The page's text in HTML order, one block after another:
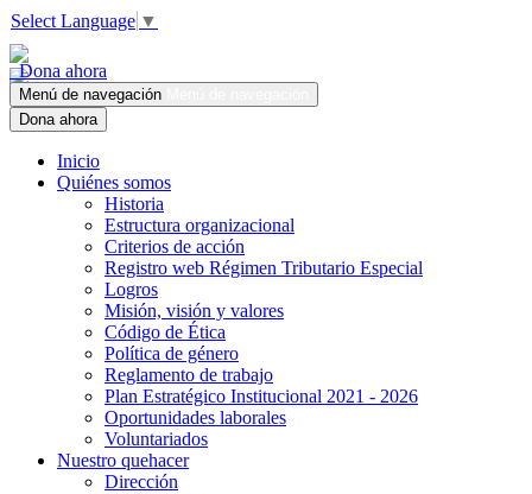
Select Language ▼
Dona ahora
Menú de navegación
Dona ahora
Inicio
Quiénes somos
Historia
Estructura organizacional
Criterios de acción
Registro web Régimen Tributario Especial
Logros
Misión, visión y valores
Código de Ética
Política de género
Reglamento de trabajo
Plan Estratégico Institucional 2021 - 2026
Oportunidades laborales
Voluntariados
Nuestro quehacer
Dirección